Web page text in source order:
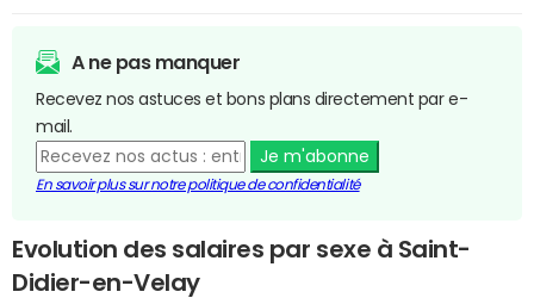
A ne pas manquer
Recevez nos astuces et bons plans directement par e-
mail.
Je m'abonne
En savoir plus sur notre politique de confidentialité
Evolution des salaires par sexe à Saint-
Didier-en-Velay